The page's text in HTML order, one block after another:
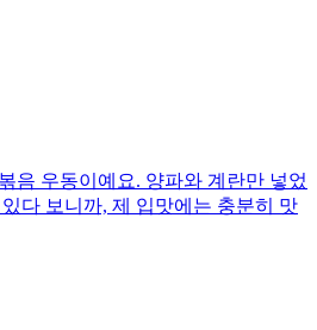
음 우동이예요. 양파와 계란만 넣었
다 보니까, 제 입맛에는 충분히 맛